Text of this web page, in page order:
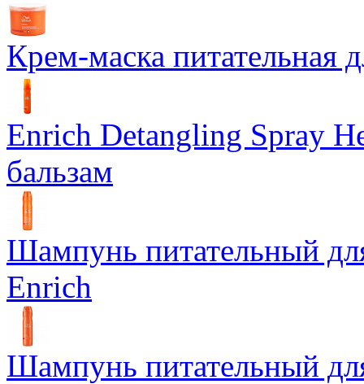
Крем-маска питательная
Enrich Detangling Spray
бальзам
Шампунь питательный
Enrich
Шампунь питательный